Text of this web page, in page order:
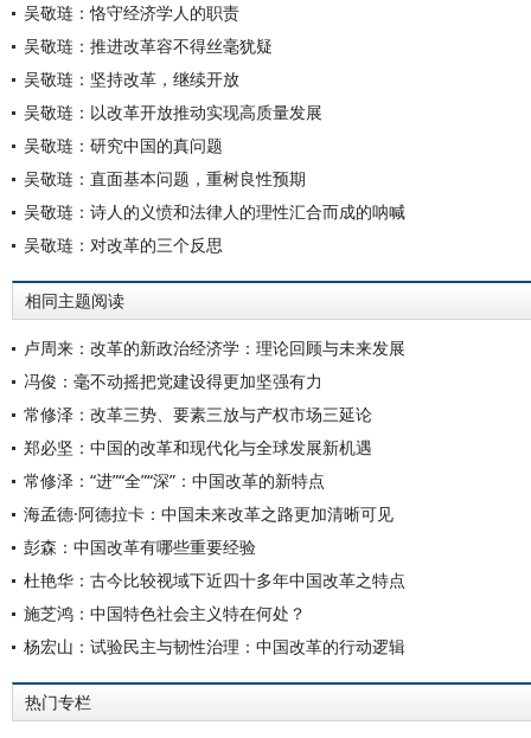
吴敬琏：恪守经济学人的职责
吴敬琏：推进改革容不得丝毫犹疑
吴敬琏：坚持改革，继续开放
吴敬琏：以改革开放推动实现高质量发展
吴敬琏：研究中国的真问题
吴敬琏：直面基本问题，重树良性预期
吴敬琏：诗人的义愤和法律人的理性汇合而成的呐喊
吴敬琏：对改革的三个反思
相同主题阅读
卢周来：改革的新政治经济学：理论回顾与未来发展
冯俊：毫不动摇把党建设得更加坚强有力
常修泽：改革三势、要素三放与产权市场三延论
郑必坚：中国的改革和现代化与全球发展新机遇
常修泽：“进”“全”“深”：中国改革的新特点
海孟德·阿德拉卡：中国未来改革之路更加清晰可见
彭森：中国改革有哪些重要经验
杜艳华：古今比较视域下近四十多年中国改革之特点
施芝鸿：中国特色社会主义特在何处？
杨宏山：试验民主与韧性治理：中国改革的行动逻辑
热门专栏